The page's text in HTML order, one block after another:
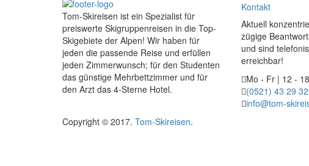
Tom-Skireisen ist ein Spezialist für
preiswerte Skigruppenreisen in die Top-
Skigebiete der Alpen! Wir haben für
jeden die passende Reise und erfüllen
jeden Zimmerwunsch; für den Studenten
das günstige Mehrbettzimmer und für
den Arzt das 4-Sterne Hotel.
Kontakt
Aktuell
zügige
und sind
erreichbar!
Mo - Fr | 12 -
(0521) 43 29
info@tom-
Copyright © 2017. Tom-Skireisen.